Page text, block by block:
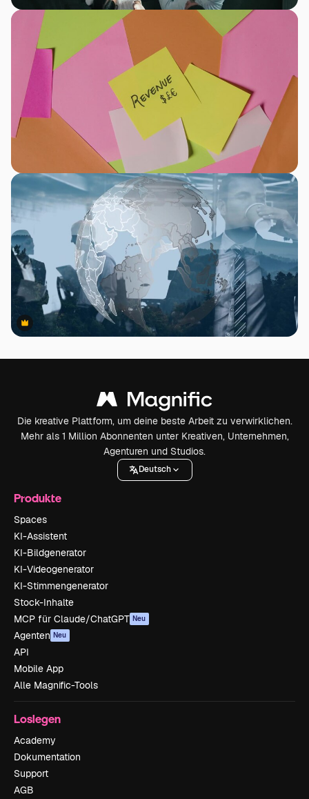
Premium
Premium
Die kreative Plattform, um deine beste Arbeit zu verwirklichen.
Mehr als 1 Million Abonnenten unter Kreativen, Unternehmen,
Agenturen und Studios.
Deutsch
Produkte
Spaces
KI-Assistent
KI-Bildgenerator
KI-Videogenerator
KI-Stimmengenerator
Stock-Inhalte
MCP für Claude/ChatGPT Neu
Agenten Neu
API
Mobile App
Alle Magnific-Tools
Loslegen
Academy
Dokumentation
Support
AGB